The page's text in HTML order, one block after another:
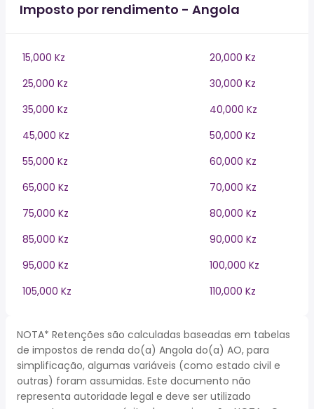
Imposto por rendimento - Angola
15,000 Kz
20,000 Kz
25,000 Kz
30,000 Kz
35,000 Kz
40,000 Kz
45,000 Kz
50,000 Kz
55,000 Kz
60,000 Kz
65,000 Kz
70,000 Kz
75,000 Kz
80,000 Kz
85,000 Kz
90,000 Kz
95,000 Kz
100,000 Kz
105,000 Kz
110,000 Kz
NOTA* Retenções são calculadas baseadas em tabelas
de impostos de renda do(a) Angola do(a) AO, para
simplificação, algumas variáveis (como estado civil e
outras) foram assumidas. Este documento não
representa autoridade legal e deve ser utilizado